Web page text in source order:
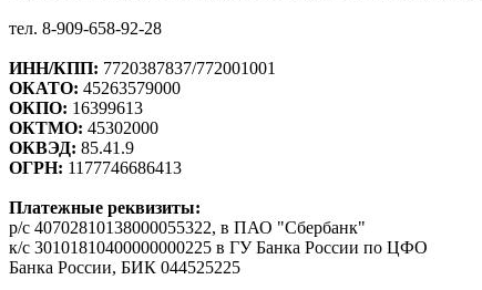
тел. 8-909-658-92-28
ИНН/КПП: 7720387837/772001001
ОКАТО: 45263579000
ОКПО: 16399613
ОКТМО: 45302000
ОКВЭД: 85.41.9
ОГРН: 1177746686413
Платежные реквизиты:
р/с 40702810138000055322, в ПАО "Сбербанк"
к/с 30101810400000000225 в ГУ Банка России по ЦФО
Банка России, БИК 044525225